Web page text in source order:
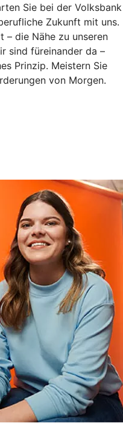
Sie bei der Volksbank
Zukunft mit uns.
– die Nähe zu unseren
sind füreinander da –
Prinzip. Meistern Sie
von Morgen.